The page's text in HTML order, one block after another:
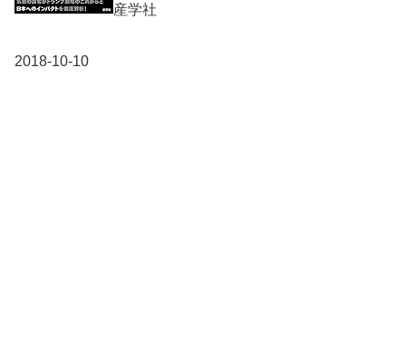
産学社
2018-10-10